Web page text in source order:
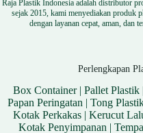
Raja Plastik Indonesia adalah distributor
sejak 2015, kami menyediakan produk
dengan layanan cepat, aman, dan
Perlengkapan
Box Container| Pallet Plastik|
Papan Peringatan |Tong
Kotak Perkakas| Kerucut
Kotak Penyimpanan |